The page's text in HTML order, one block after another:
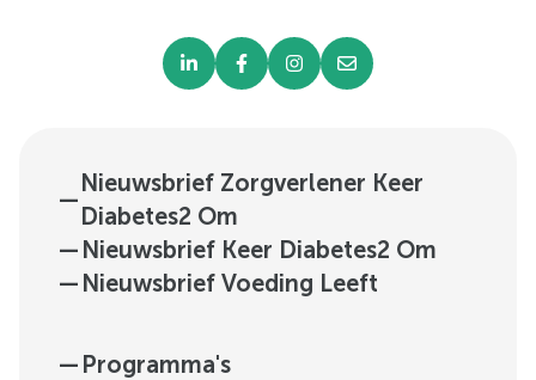
—
Nieuwsbrief Zorgverlener Keer
Diabetes2 Om
— Nieuwsbrief Keer Diabetes2 Om
— Nieuwsbrief Voeding Leeft
— Programma's